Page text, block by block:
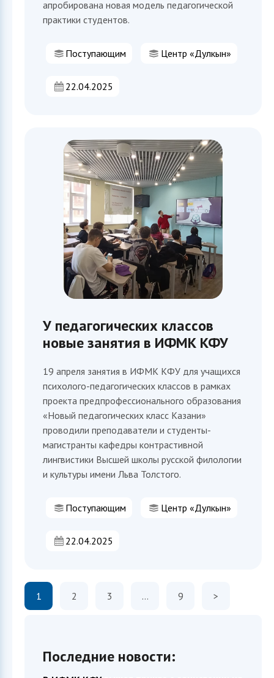
апробирована новая модель педагогической
практики студентов.
Поступающим Центр «Дулкын»
22.04.2025
У педагогических классов
новые занятия в ИФМК КФУ
19 апреля занятия в ИФМК КФУ для учащихся
психолого-педагогических классов в рамках
проекта предпрофессионального образования
«Новый педагогических класс Казани»
проводили преподаватели и студенты-
магистранты кафедры контрастивной
лингвистики Высшей школы русской филологии
и культуры имени Льва Толстого.
Поступающим Центр «Дулкын»
22.04.2025
1 2 3 … 9 >
Последние новости: